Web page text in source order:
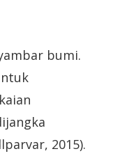
bumi.
2015).